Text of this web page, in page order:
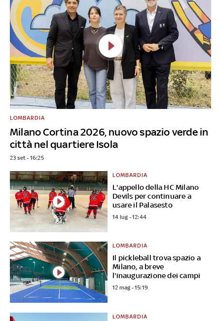
Milano Cortina 2026, nuovo spazio verde in
città nel quartiere Isola
LOMBARDIA
23 set - 16:25
L'appello della HC Milano
Devils per continuare a
usare il Palasesto
LOMBARDIA
14 lug - 12:44
Il pickleball trova spazio a
Milano, a breve
l'inaugurazione dei campi
LOMBARDIA
12 mag - 15:19
LOMBARDIA